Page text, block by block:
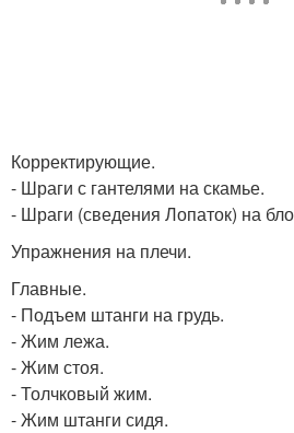
Корректирующие.
- Шраги с гантелями на скамье.
- Шраги (сведения Лопаток) на
Упражнения на плечи.
Главные.
- Подъем штанги на грудь.
- Жим лежа.
- Жим стоя.
- Толчковый жим.
- Жим штанги сидя.